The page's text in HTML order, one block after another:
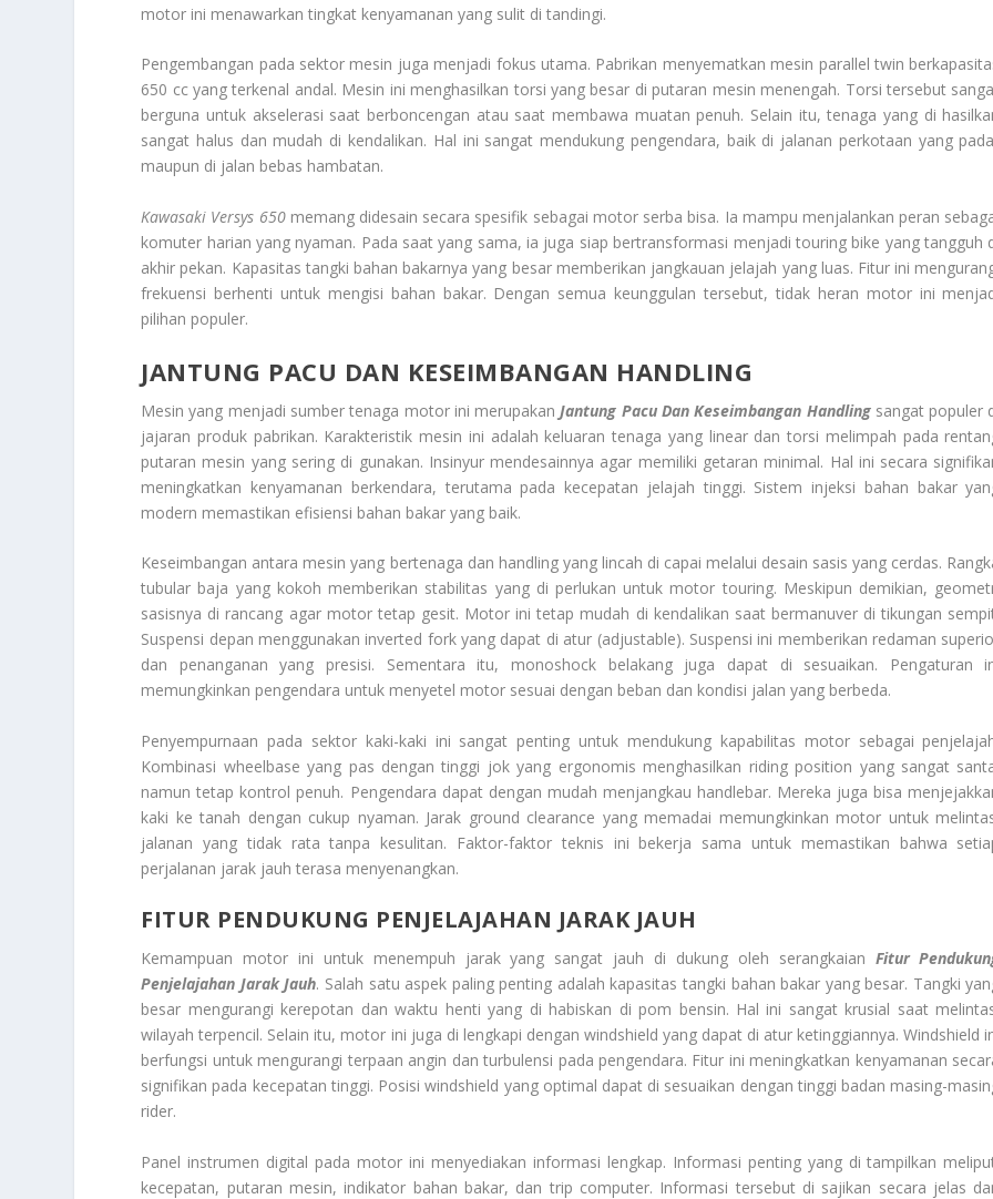
motor ini menawarkan tingkat kenyamanan yang sulit di tandingi.
Pengembangan pada sektor mesin juga menjadi fokus utama. Pabrikan menyematkan mesin parallel twin
650 cc yang terkenal andal. Mesin ini menghasilkan torsi yang besar di putaran mesin menengah. Torsi tersebut
berguna untuk akselerasi saat berboncengan atau saat membawa muatan penuh. Selain itu, tenaga yang di
sangat halus dan mudah di kendalikan. Hal ini sangat mendukung pengendara, baik di jalanan perkotaan yang
maupun di jalan bebas hambatan.
Kawasaki Versys 650memang didesain secara spesifik sebagai motor serba bisa. Ia mampu menjalankan peran
komuter harian yang nyaman. Pada saat yang sama, ia juga siap bertransformasi menjadi touring bike yang tangguh
akhir pekan. Kapasitas tangki bahan bakarnya yang besar memberikan jangkauan jelajah yang luas. Fitur ini
frekuensi berhenti untuk mengisi bahan bakar. Dengan semua keunggulan tersebut, tidak heran motor ini
pilihan populer.
JANTUNG PACU DAN KESEIMBANGAN HANDLING
Mesin yang menjadi sumber tenaga motor ini merupakanJantung Pacu Dan Keseimbangan Handlingsangat populer
jajaran produk pabrikan. Karakteristik mesin ini adalah keluaran tenaga yang linear dan torsi melimpah pada
putaran mesin yang sering di gunakan. Insinyur mendesainnya agar memiliki getaran minimal. Hal ini secara
meningkatkan kenyamanan berkendara, terutama pada kecepatan jelajah tinggi. Sistem injeksi bahan bakar
modern memastikan efisiensi bahan bakar yang baik.
Keseimbangan antara mesin yang bertenaga dan handlingyang lincah di capai melalui desain sasis yang cerdas.
tubular baja yang kokoh memberikan stabilitas yang di perlukan untuk motor touring. Meskipun demikian,
sasisnya di rancang agar motor tetap gesit. Motor ini tetap mudah di kendalikan saat bermanuver di tikungan
Suspensi depan menggunakan inverted forkyang dapat di atur (adjustable). Suspensi ini memberikan redaman
dan penanganan yang presisi. Sementara itu, monoshock belakang juga dapat di sesuaikan. Pengaturan
memungkinkan pengendara untuk menyetel motor sesuai dengan beban dan kondisi jalan yang berbeda.
Penyempurnaan pada sektor kaki-kaki ini sangat penting untuk mendukung kapabilitas motor sebagai
Kombinasi wheelbase yang pas dengan tinggi jok yang ergonomis menghasilkan riding position yang sangat
namun tetap kontrol penuh. Pengendara dapat dengan mudah menjangkau handlebar. Mereka juga bisa
kaki ke tanah dengan cukup nyaman. Jarak ground clearance yang memadai memungkinkan motor untuk
jalanan yang tidak rata tanpa kesulitan. Faktor-faktor teknis ini bekerja sama untuk memastikan bahwa
perjalanan jarak jauh terasa menyenangkan.
FITUR PENDUKUNG PENJELAJAHAN JARAK JAUH
Kemampuan motor ini untuk menempuh jarak yang sangat jauh di dukung oleh serangkaian Fitur
Penjelajahan Jarak Jauh. Salah satu aspek paling penting adalah kapasitas tangki bahan bakar yang besar. Tangki
besar mengurangi kerepotan dan waktu henti yang di habiskan di pom bensin. Hal ini sangat krusial saat
wilayah terpencil. Selain itu, motor ini juga di lengkapi dengan windshield yang dapat di atur ketinggiannya.Windshield
berfungsi untuk mengurangi terpaan angin dan turbulensi pada pengendara. Fitur ini meningkatkan kenyamanan
signifikan pada kecepatan tinggi. Posisiwindshield yang optimal dapat di sesuaikan dengan tinggi badan masing-
rider.
Panel instrumen digital pada motor ini menyediakan informasi lengkap. Informasi penting yang di tampilkan
kecepatan, putaran mesin, indikator bahan bakar, dan trip computer. Informasi tersebut di sajikan secara jelas